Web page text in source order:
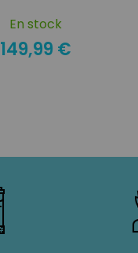
En stock
149,99 €